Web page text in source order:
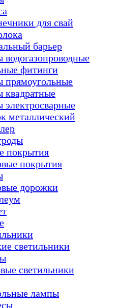
для свай
барьер
водогазопроводные
фитинги
прямоугольные
квадратные
электросварные
металлический
покрытия
покрытия
дорожки
светильники
светильники
лампы